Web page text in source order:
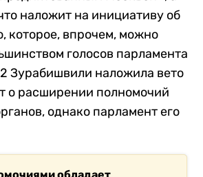
выступила
Саломе Зурабишвили
протестующих и назвала
в Евросоюз закреплено в